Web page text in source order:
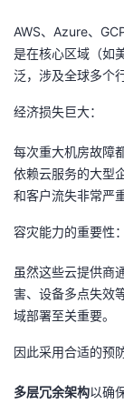
AWS、Azure、
是在核心区域（如
泛，涉及全球多个
经济损失巨大：
每次重大机房故障
依赖云服务的大型
和客户流失非常严重
容灾能力的重要性：
虽然这些云提供商
害、设备多点失效
域部署至关重要。
因此采用合适的预
多层冗余架构以确